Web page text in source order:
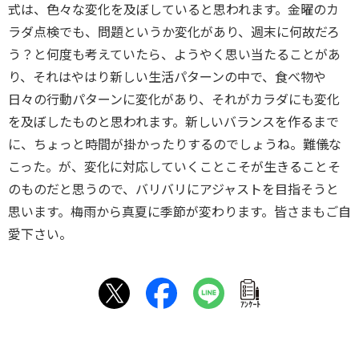
式は、色々な変化を及ぼしていると思われます。金曜のカ
ラダ点検でも、問題というか変化があり、週末に何故だろ
う？と何度も考えていたら、ようやく思い当たることがあ
り、それはやはり新しい生活パターンの中で、食べ物や
日々の行動パターンに変化があり、それがカラダにも変化
を及ぼしたものと思われます。新しいバランスを作るまで
に、ちょっと時間が掛かったりするのでしょうね。難儀な
こった。が、変化に対応していくことこそが生きることそ
のものだと思うので、バリバリにアジャストを目指そうと
思います。梅雨から真夏に季節が変わります。皆さまもご自
愛下さい。
ｱﾝｹｰﾄ